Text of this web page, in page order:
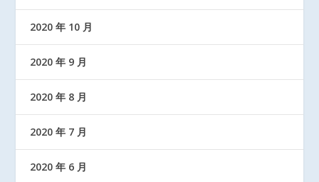
2020 年 10 月
2020 年 9 月
2020 年 8 月
2020 年 7 月
2020 年 6 月